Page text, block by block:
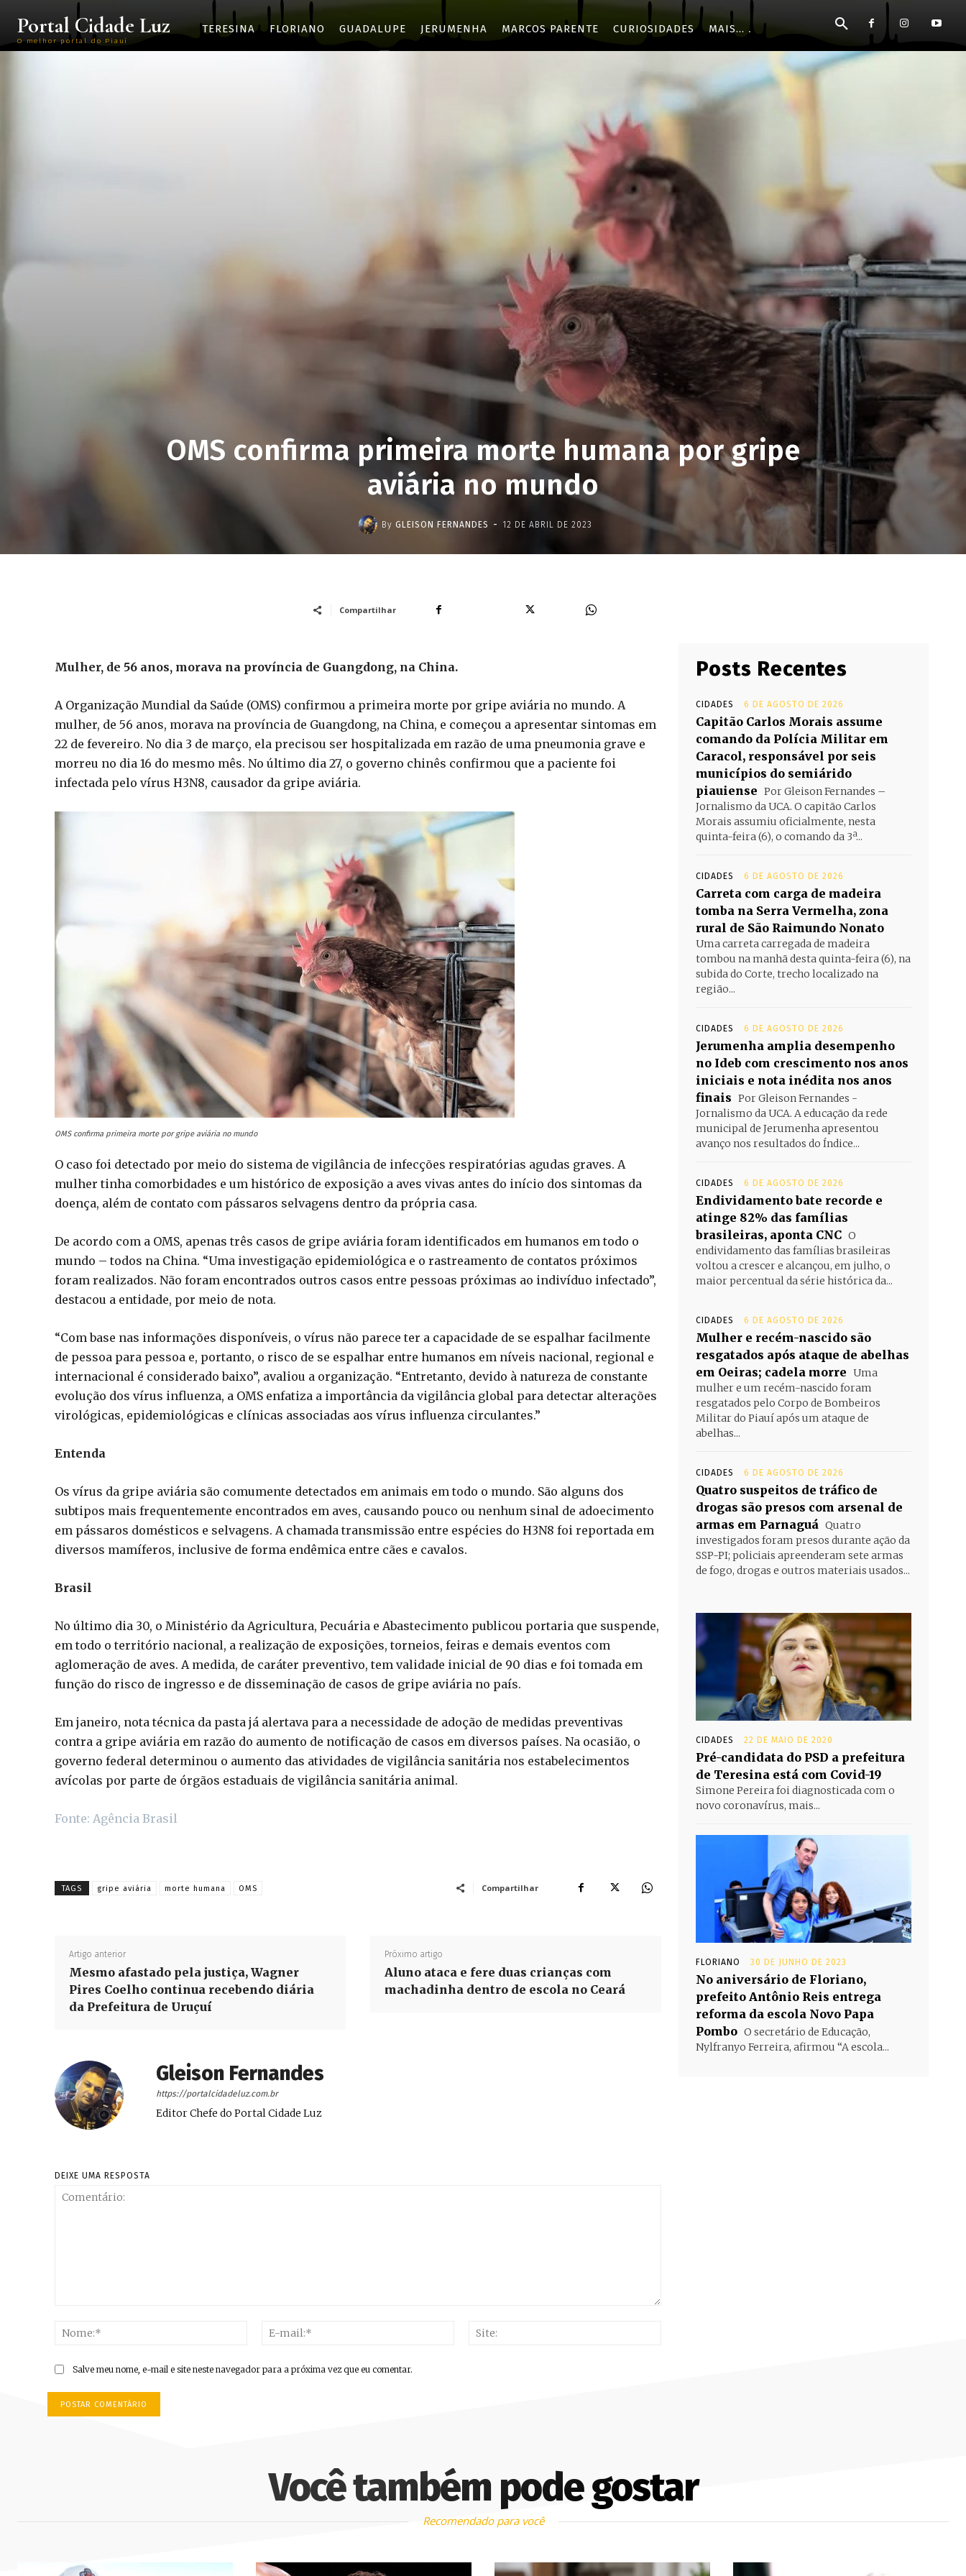
Portal Cidade Luz
O melhor portal do Piauí
TERESINA FLORIANO GUADALUPE JERUMENHA MARCOS PARENTE CURIOSIDADES MAIS...
OMS confirma primeira morte humana por gripe
aviária no mundo
By GLEISON FERNANDES - 12 DE ABRIL DE 2023
Compartilhar
Mulher, de 56 anos, morava na província de Guangdong, na China.
A Organização Mundial da Saúde (OMS) confirmou a primeira morte por gripe aviária no mundo. A
mulher, de 56 anos, morava na província de Guangdong, na China, e começou a apresentar sintomas em
22 de fevereiro. No dia 3 de março, ela precisou ser hospitalizada em razão de uma pneumonia grave e
morreu no dia 16 do mesmo mês. No último dia 27, o governo chinês confirmou que a paciente foi
infectada pelo vírus H3N8, causador da gripe aviária.
OMS confirma primeira morte por gripe aviária no mundo
O caso foi detectado por meio do sistema de vigilância de infecções respiratórias agudas graves. A
mulher tinha comorbidades e um histórico de exposição a aves vivas antes do início dos sintomas da
doença, além de contato com pássaros selvagens dentro da própria casa.
De acordo com a OMS, apenas três casos de gripe aviária foram identificados em humanos em todo o
mundo – todos na China. “Uma investigação epidemiológica e o rastreamento de contatos próximos
foram realizados. Não foram encontrados outros casos entre pessoas próximas ao indivíduo infectado”,
destacou a entidade, por meio de nota.
“Com base nas informações disponíveis, o vírus não parece ter a capacidade de se espalhar facilmente
de pessoa para pessoa e, portanto, o risco de se espalhar entre humanos em níveis nacional, regional e
internacional é considerado baixo”, avaliou a organização. “Entretanto, devido à natureza de constante
evolução dos vírus influenza, a OMS enfatiza a importância da vigilância global para detectar alterações
virológicas, epidemiológicas e clínicas associadas aos vírus influenza circulantes.”
Entenda
Os vírus da gripe aviária são comumente detectados em animais em todo o mundo. São alguns dos
subtipos mais frequentemente encontrados em aves, causando pouco ou nenhum sinal de adoecimento
em pássaros domésticos e selvagens. A chamada transmissão entre espécies do H3N8 foi reportada em
diversos mamíferos, inclusive de forma endêmica entre cães e cavalos.
Brasil
No último dia 30, o Ministério da Agricultura, Pecuária e Abastecimento publicou portaria que suspende,
em todo o território nacional, a realização de exposições, torneios, feiras e demais eventos com
aglomeração de aves. A medida, de caráter preventivo, tem validade inicial de 90 dias e foi tomada em
função do risco de ingresso e de disseminação de casos de gripe aviária no país.
Em janeiro, nota técnica da pasta já alertava para a necessidade de adoção de medidas preventivas
contra a gripe aviária em razão do aumento de notificação de casos em diversos países. Na ocasião, o
governo federal determinou o aumento das atividades de vigilância sanitária nos estabelecimentos
avícolas por parte de órgãos estaduais de vigilância sanitária animal.
Fonte: Agência Brasil
TAGS gripe aviária morte humana OMS Compartilhar
Artigo anterior
Mesmo afastado pela justiça, Wagner
Pires Coelho continua recebendo diária
da Prefeitura de Uruçuí
Próximo artigo
Aluno ataca e fere duas crianças com
machadinha dentro de escola no Ceará
Gleison Fernandes
https://portalcidadeluz.com.br
Editor Chefe do Portal Cidade Luz
DEIXE UMA RESPOSTA
Nome:*
Salve meu nome, e-mail e site neste navegador para a próxima vez que eu comentar.
Posts Recentes
CIDADES 6 DE AGOSTO DE 2026
Capitão Carlos Morais assume
comando da Polícia Militar em
Caracol, responsável por seis
municípios do semiárido
piauiense Por Gleison Fernandes –
Jornalismo da UCA. O capitão Carlos
Morais assumiu oficialmente, nesta
quinta-feira (6), o comando da 3ª...
CIDADES 6 DE AGOSTO DE 2026
Carreta com carga de madeira
tomba na Serra Vermelha, zona
rural de São Raimundo Nonato
Uma carreta carregada de madeira
tombou na manhã desta quinta-feira (6), na
subida do Corte, trecho localizado na
região...
CIDADES 6 DE AGOSTO DE 2026
Jerumenha amplia desempenho
no Ideb com crescimento nos anos
iniciais e nota inédita nos anos
finais Por Gleison Fernandes -
Jornalismo da UCA. A educação da rede
municipal de Jerumenha apresentou
avanço nos resultados do Índice...
CIDADES 6 DE AGOSTO DE 2026
Endividamento bate recorde e
atinge 82% das famílias
brasileiras, aponta CNC O
endividamento das famílias brasileiras
voltou a crescer e alcançou, em julho, o
maior percentual da série histórica da...
CIDADES 6 DE AGOSTO DE 2026
Mulher e recém-nascido são
resgatados após ataque de abelhas
em Oeiras; cadela morre Uma
mulher e um recém-nascido foram
resgatados pelo Corpo de Bombeiros
Militar do Piauí após um ataque de
abelhas...
CIDADES 6 DE AGOSTO DE 2026
Quatro suspeitos de tráfico de
drogas são presos com arsenal de
armas em Parnaguá Quatro
investigados foram presos durante ação da
SSP-PI; policiais apreenderam sete armas
de fogo, drogas e outros materiais usados...
CIDADES 22 DE MAIO DE 2020
Pré-candidata do PSD a prefeitura
de Teresina está com Covid-19
Simone Pereira foi diagnosticada com o
novo coronavírus, mais...
FLORIANO 30 DE JUNHO DE 2023
No aniversário de Floriano,
prefeito Antônio Reis entrega
reforma da escola Novo Papa
Pombo O secretário de Educação,
Nylfranyo Ferreira, afirmou “A escola...
Você também pode gostar
Recomendado para você